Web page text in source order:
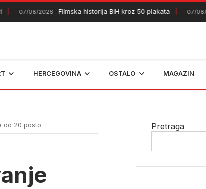
07/08/2026 Filmska historija BiH kroz 50 plakata 07/08/2026
HERCEGOVINA OSTALO MAGAZIN
do 20 posto
Pretraga